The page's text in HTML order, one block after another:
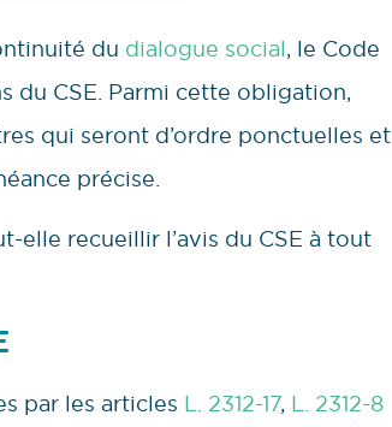
du dialogue social, le Code
du CSE. Parmi cette obligation,
qui seront d’ordre ponctuelles et
précise.
elle recueillir l’avis du CSE à tout
par les articles L. 2312-17, L. 2312-8